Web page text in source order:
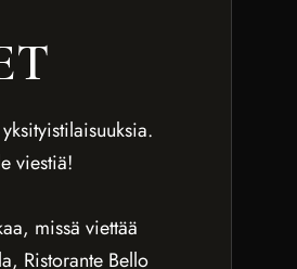
viestiä!
missä viettää
Ristorante Bello